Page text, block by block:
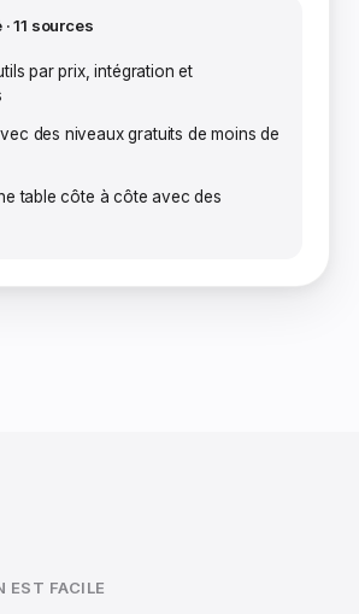
11 sources
par prix, intégration et
des niveaux gratuits de moins de
table côte à côte avec des
EST FACILE